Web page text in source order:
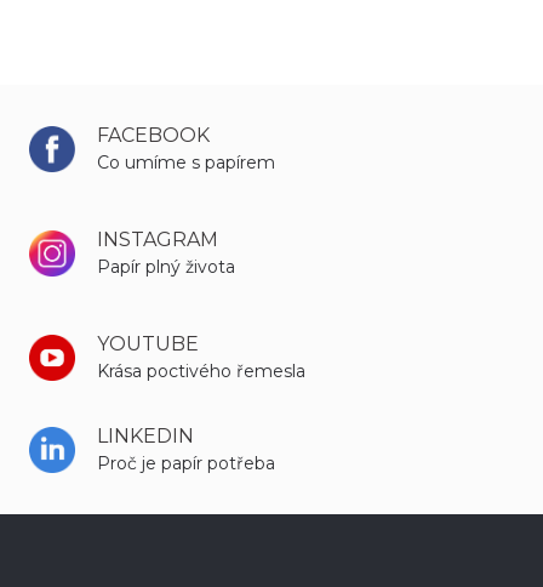
FACEBOOK
Co umíme s papírem
INSTAGRAM
Papír plný života
YOUTUBE
Krása poctivého řemesla
LINKEDIN
Proč je papír potřeba